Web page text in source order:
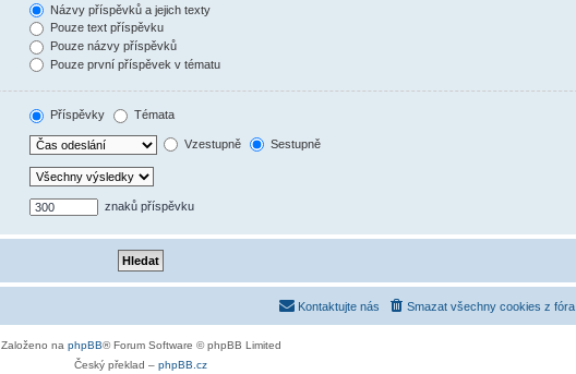
Názvy příspěvků a jejich texty
Pouze text příspěvku
Pouze názvy příspěvků
Pouze první příspěvek v tématu
Příspěvky Témata
Vzestupně Sestupně
znaků příspěvku
Smazat všechny cookies z fóra
Kontaktujte nás
Založeno na phpBB® Forum Software © phpBB Limited
Český překlad – phpBB.cz